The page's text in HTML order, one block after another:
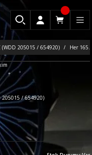
(WDD 205015 / 654920) Her
205015 / 654920)